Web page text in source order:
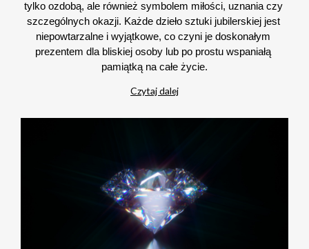
tylko ozdobą, ale również symbolem miłości, uznania czy
szczególnych okazji. Każde dzieło sztuki jubilerskiej jest
niepowtarzalne i wyjątkowe, co czyni je doskonałym
prezentem dla bliskiej osoby lub po prostu wspaniałą
pamiątką na całe życie.
Czytaj dalej